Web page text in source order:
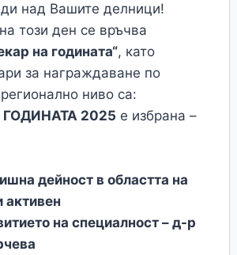
над Вашите делници!
този ден се връчва
на годината“, като
за награждаване по
ниво са:
2025 е избрана –
дейност в областта на
активен
на специалност – д-р